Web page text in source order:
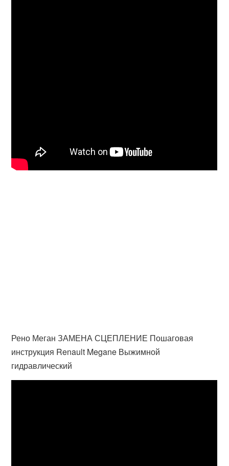
Рено Меган ЗАМЕНА СЦЕПЛЕНИЕ Пошаговая
инструкция Renault Megane Выжимной
гидравлический